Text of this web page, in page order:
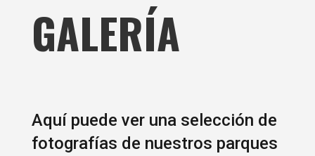
GALERÍA
Aquí puede ver una selección de
fotografías de nuestros parques